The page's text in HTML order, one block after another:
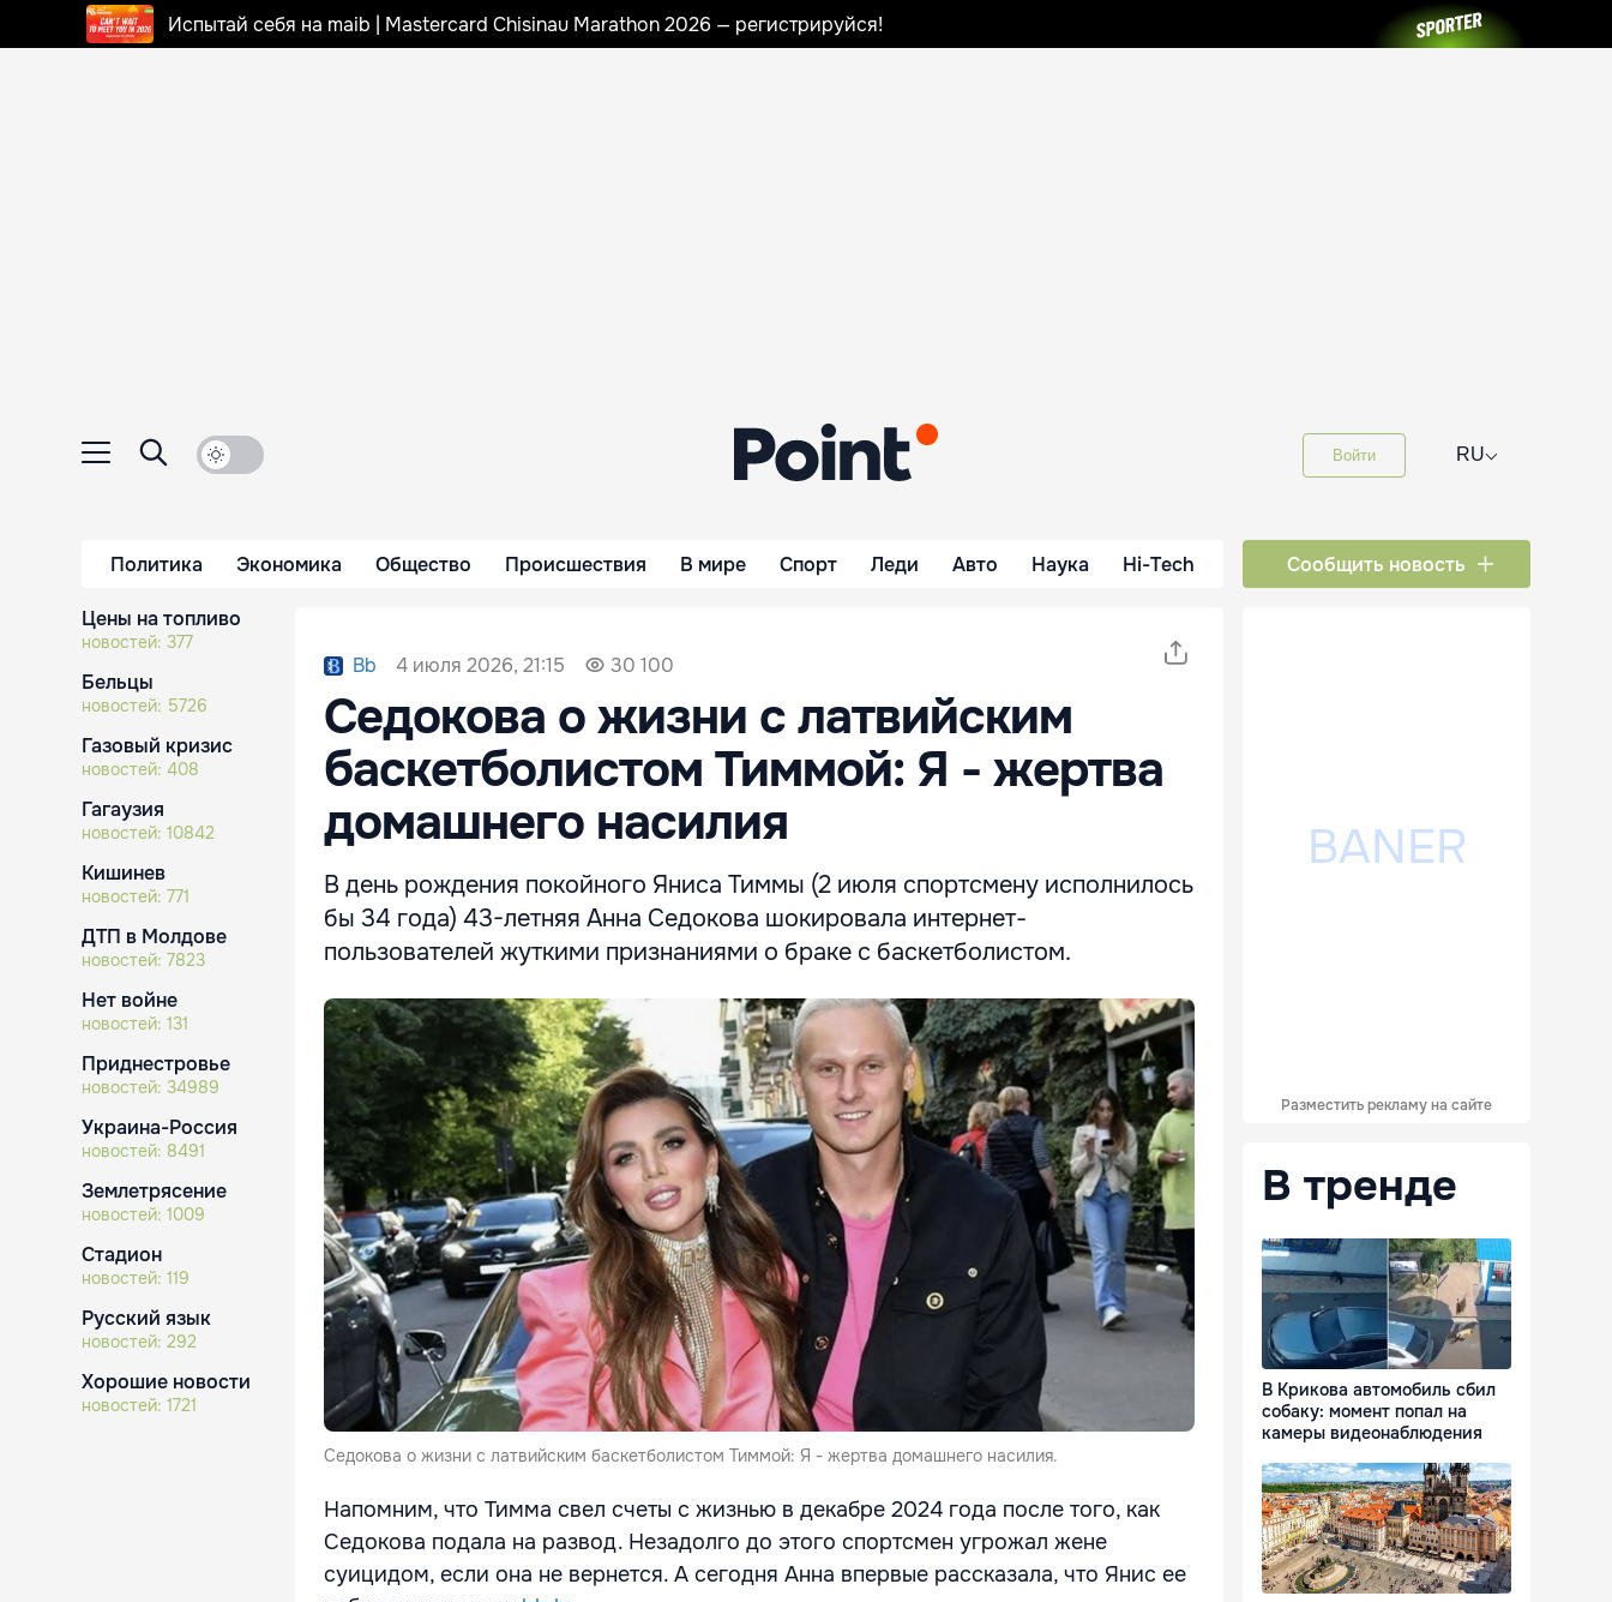
Испытай себя на maib | Mastercard Chisinau Marathon 2026 — регистрируйся!
Войти RU⌵
Политика Экономика Общество Происшествия В мире Спорт Леди Авто Наука Hi-Tech Сообщить новость
Цены на топливо
новостей: 377
Бельцы
новостей: 5726
Газовый кризис
новостей: 408
Гагаузия
новостей: 10842
Кишинев
новостей: 771
ДТП в Молдове
новостей: 7823
Нет войне
новостей: 131
Приднестровье
новостей: 34989
Украина-Россия
новостей: 8491
Землетрясение
новостей: 1009
Стадион
новостей: 119
Русский язык
новостей: 292
Хорошие новости
новостей: 1721
Bb 4 июля 2026, 21:15 30 100
Седокова о жизни с латвийским
баскетболистом Тиммой: Я - жертва
домашнего насилия
В день рождения покойного Яниса Тиммы (2 июля спортсмену исполнилось
бы 34 года) 43-летняя Анна Седокова шокировала интернет-
пользователей жуткими признаниями о браке с баскетболистом.
Седокова о жизни с латвийским баскетболистом Тиммой: Я - жертва домашнего насилия.
Напомним, что Тимма свел счеты с жизнью в декабре 2024 года после того, как
Седокова подала на развод. Незадолго до этого спортсмен угрожал жене
суицидом, если она не вернется. А сегодня Анна впервые рассказала, что Янис ее
Разместить рекламу на сайте
В тренде
В Крикова автомобиль сбил
собаку: момент попал на
камеры видеонаблюдения